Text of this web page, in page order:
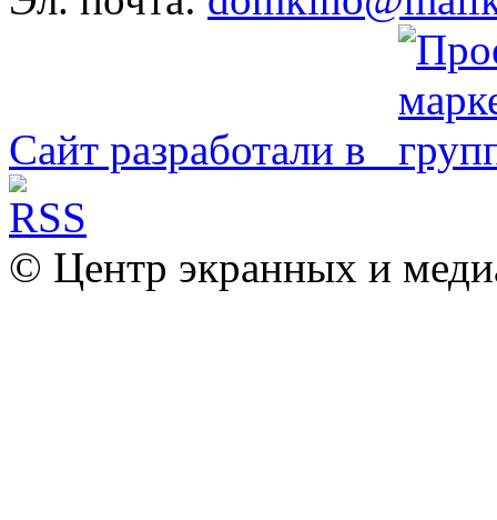
Сайт разработали в
© Центр экранных и